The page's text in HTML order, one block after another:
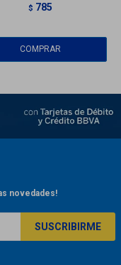
$ 785
novedades!
SUSCRIBIRME